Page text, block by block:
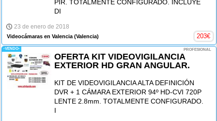
PIR. TOTALMENTE CONFIGURADO. INCLUYE
DI
23 de enero de 2018
Videocámaras en Valencia (Valencia) 203€
-VENDO- PROFESIONAL
OFERTA KIT VIDEOVIGILANCIA
EXTERIOR HD GRAN ANGULAR.
KIT DE VIDEOVIGILANCIA ALTA DEFINICIÓN
DVR + 1 CÁMARA EXTERIOR 94º HD-CVI 720P
LENTE 2.8mm. TOTALMENTE CONFIGURADO.
I